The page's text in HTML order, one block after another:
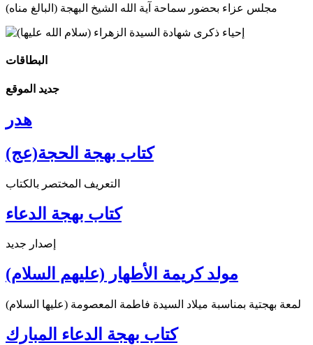
مجلس عزاء بحضور سماحة آية الله الشيخ البهجة (البالغ مناه)
البطاقات
جديد الموقع
هدر
كتاب بهجة الحجة(عج)
التعريف المختصر بالكتاب
كتاب بهجة الدعاء
إصدار جديد
مولد كريمة الأطهار (عليهم السلام)
لمعة بهجتية بمناسبة ميلاد السيدة فاطمة المعصومة (عليها السلام)
كتاب بهجة الدعاء المبارك